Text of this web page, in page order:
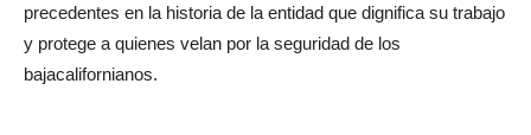
precedentes en la historia de la entidad que dignifica su trabajo
y protege a quienes velan por la seguridad de los
bajacalifornianos.